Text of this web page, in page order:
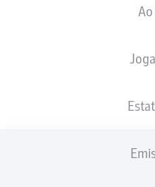
A escalação
minutos antes